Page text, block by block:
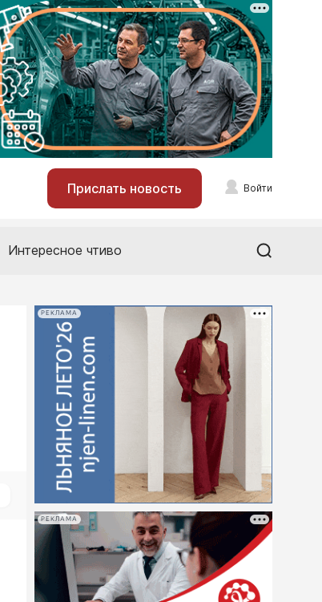
Прислать новость Войти
Интересное чтиво
РЕКЛАМА
РЕКЛАМА